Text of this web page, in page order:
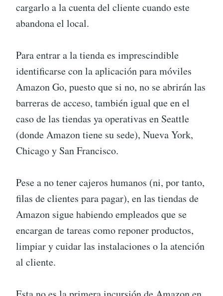
cargarlo a la cuenta del cliente cuando este
abandona el local.
Para entrar a la tienda es imprescindible
identificarse con la aplicación para móviles
Amazon Go, puesto que si no, no se abrirán las
barreras de acceso, también igual que en el
caso de las tiendas ya operativas en Seattle
(donde Amazon tiene su sede), Nueva York,
Chicago y San Francisco.
Pese a no tener cajeros humanos (ni, por tanto,
filas de clientes para pagar), en las tiendas de
Amazon sigue habiendo empleados que se
encargan de tareas como reponer productos,
limpiar y cuidar las instalaciones o la atención
al cliente.